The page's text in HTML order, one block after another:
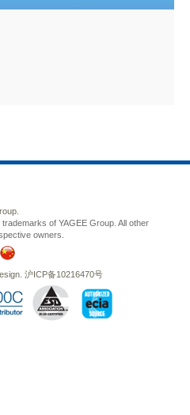
of YAGEE Group. All other
owners.
沪ICP备10216470号